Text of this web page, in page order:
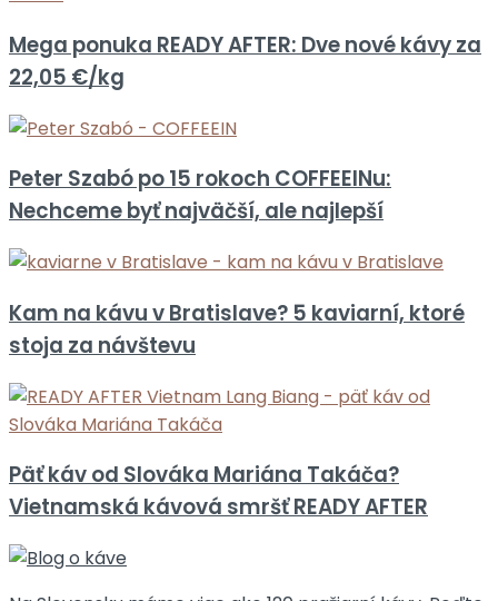
Mega ponuka READY AFTER: Dve nové kávy za
22,05 €/kg
Peter Szabó po 15 rokoch COFFEEINu:
Nechceme byť najväčší, ale najlepší
Kam na kávu v Bratislave? 5 kaviarní, ktoré
stoja za návštevu
Päť káv od Slováka Mariána Takáča?
Vietnamská kávová smršť READY AFTER